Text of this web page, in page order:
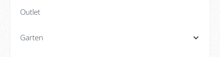
Outlet
Garten